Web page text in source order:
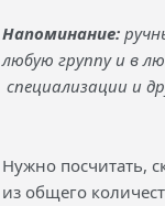
Напоминание:
любую группу и в
специализации и
Нужно посчитать,
из общего